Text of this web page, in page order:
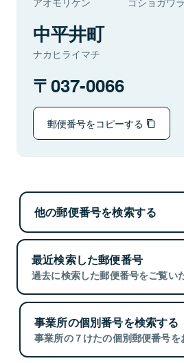
中平井町
ナカヒライマチ
037-0066
郵便番号をコピーする
他の郵便番号を検索する
最近検索した郵便番号
過去に検索した郵便番号をご覧い
事業所の個別番号を検索する
事業所の７けたの個別郵便番号を